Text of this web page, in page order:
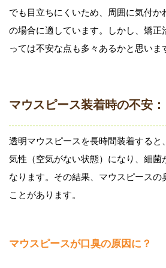
でも目立ちにくいため、周囲に気付か
の場合に適しています。しかし、矯正
っては不安な点も多々あるかと思いま
マウスピース装着時の不安：
透明マウスピースを長時間装着すると
気性（空気がない状態）になり、細菌
なります。その結果、マウスピースの
ことがあります。
マウスピースが口臭の原因に？